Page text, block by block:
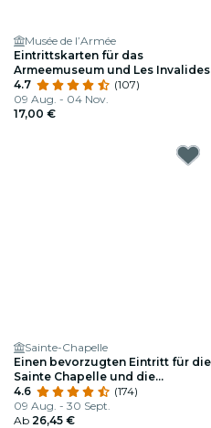
Musée de l’Armée
Eintrittskarten für das
Armeemuseum und Les Invalides
4.7
(107)
09 Aug. - 04 Nov.
17,00 €
Sainte-Chapelle
Einen bevorzugten Eintritt für die
Sainte Chapelle und die
Conciergerie
4.6
(174)
09 Aug. - 30 Sept.
Ab 26,45 €